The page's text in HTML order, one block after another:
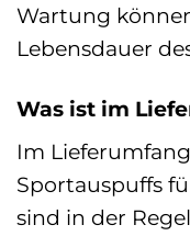
Wartung
Lebensdauer
Was ist im
Im
Sportauspuffs
sind in der